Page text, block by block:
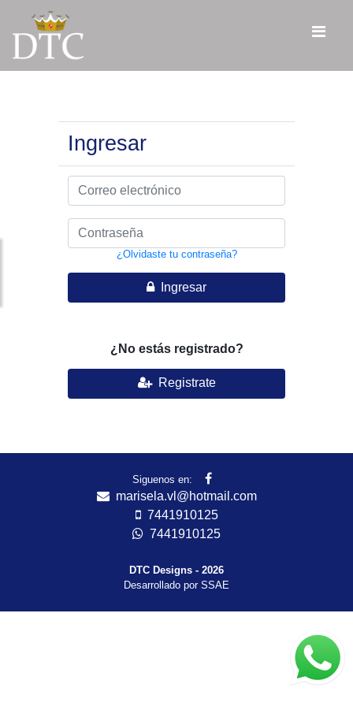
Ingresar
¿Olvidaste tu contraseña?
Ingresar
¿No estás registrado?
Registrate
Siguenos en:
marisela.vl@hotmail.com
7441910125
7441910125
DTC Designs - 2026
Desarrollado por SSAE